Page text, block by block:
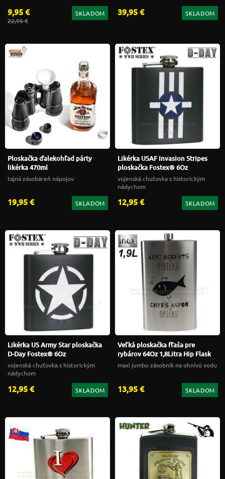
9,95 €
22,95 €
SKLADOM 39,95 € SKLADOM
Ploskačka ďalekohľad párty
likérka 470ml
tajná zásobáreň nápojov
19,95 € SKLADOM
Likérka USAF Invasion Stripes
ploskačka Fostex® 6Oz
vojenská chuťovka s historickým
nádychom
12,95 € SKLADOM
Likérka US Army Star ploskačka
D-Day Fostex® 6Oz
vojenská chuťovka s historickým
nádychom
12,95 € SKLADOM
Veľká ploskačka fľaša pre
rybárov 64Oz 1,8Litra Hip Flask
maxi jumbo zásobník na ohnivú vodu
13,95 € SKLADOM